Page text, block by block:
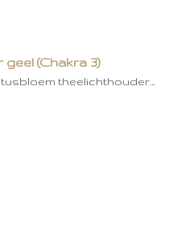
(Chakra 3)
theelichthouder…